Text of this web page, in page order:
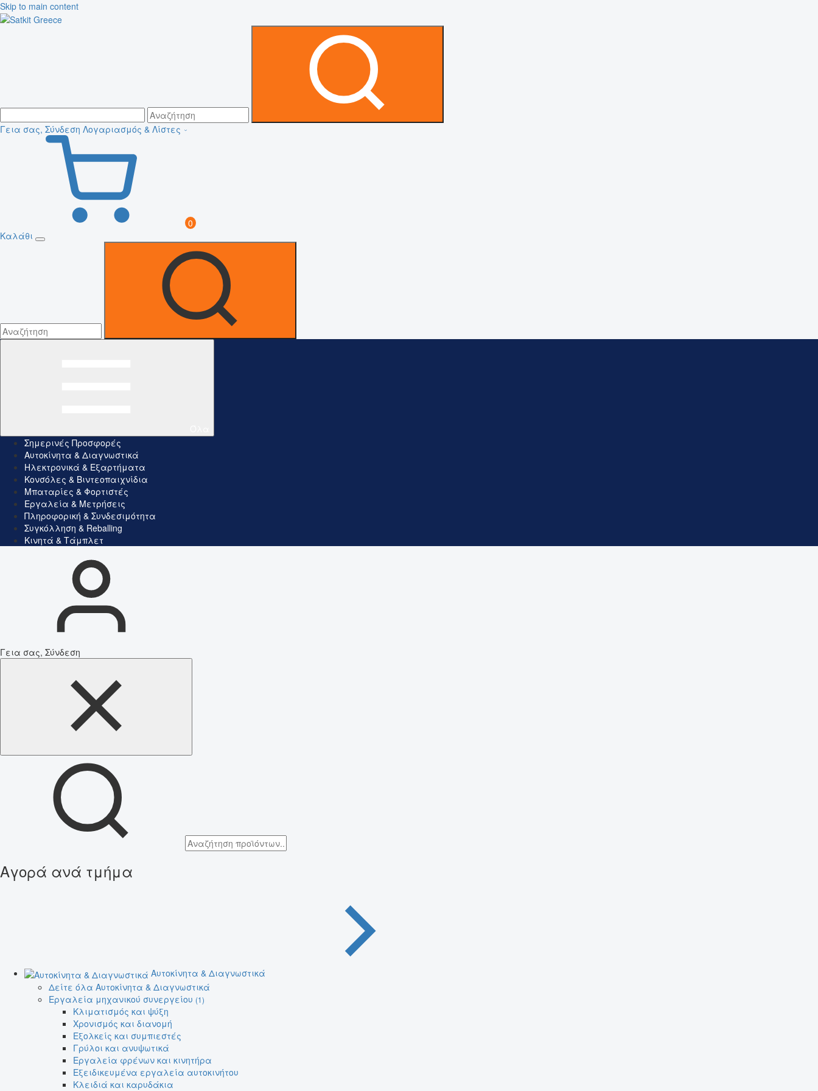
Skip to main content
Γεια σας, Σύνδεση Λογαριασμός & Λίστες
0
Καλάθι
Σημερινές Προσφορές
Αυτοκίνητα & Διαγνωστικά
Ηλεκτρονικά & Εξαρτήματα
Κονσόλες & Βιντεοπαιχνίδια
Μπαταρίες & Φορτιστές
Εργαλεία & Μετρήσεις
Πληροφορική & Συνδεσιμότητα
Συγκόλληση & Reballing
Κινητά & Τάμπλετ
Γεια σας, Σύνδεση
Αγορά ανά τμήμα
Αυτοκίνητα & Διαγνωστικά
Δείτε όλα Αυτοκίνητα & Διαγνωστικά
Εργαλεία μηχανικού συνεργείου (1)
Κλιματισμός και ψύξη
Χρονισμός και διανομή
Εξολκείς και συμπιεστές
Γρύλοι και ανυψωτικά
Εργαλεία φρένων και κινητήρα
Εξειδικευμένα εργαλεία αυτοκινήτου
Κλειδιά και καρυδάκια